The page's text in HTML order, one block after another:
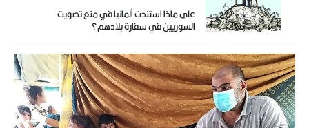
على ماذا استندت ألمانيا في منع تصويت
السوريين في سفارة بلادهم؟